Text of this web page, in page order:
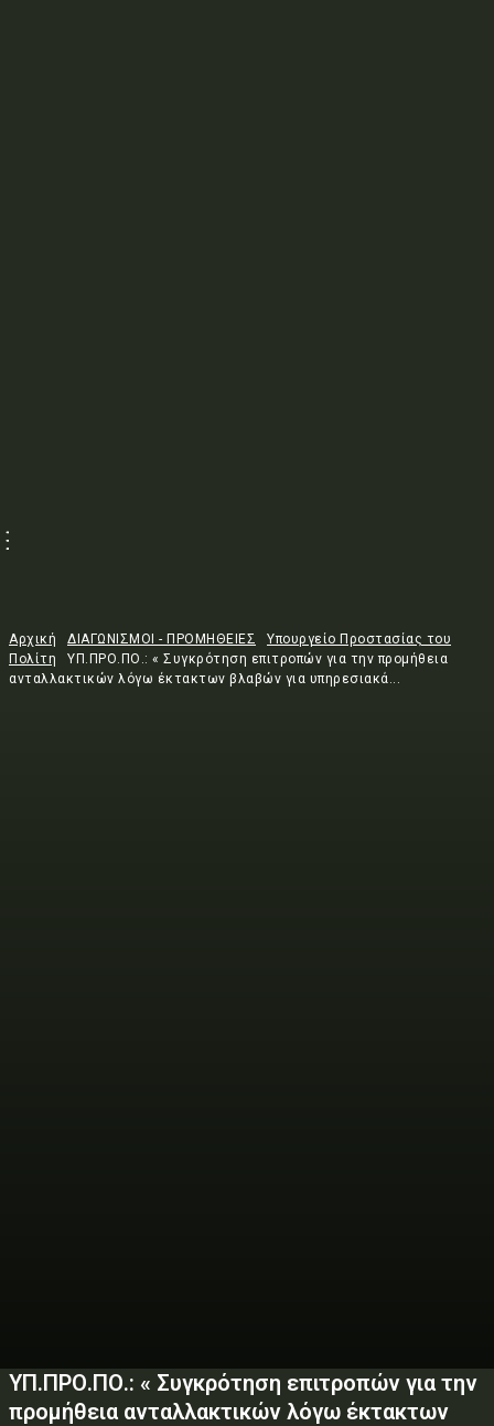
Αρχική ΔΙΑΓΩΝΙΣΜΟΙ - ΠΡΟΜΗΘΕΙΕΣ
Υπουργείο Προστασίας του
Πολίτη
ΥΠ.ΠΡΟ.ΠΟ.: « Συγκρότηση επιτροπών για την προμήθεια
ανταλλακτικών λόγω έκτακτων βλαβών για υπηρεσιακά...
ΥΠ.ΠΡΟ.ΠΟ.: « Συγκρότηση επιτροπών για την
προμήθεια ανταλλακτικών λόγω έκτακτων